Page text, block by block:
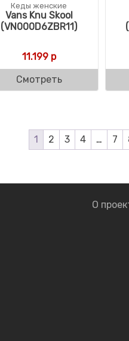
Кеды женские
Vans Knu Skool
(VN000D6ZBR11)
11.199р
Смотреть
1 2 3 4 … 7
О